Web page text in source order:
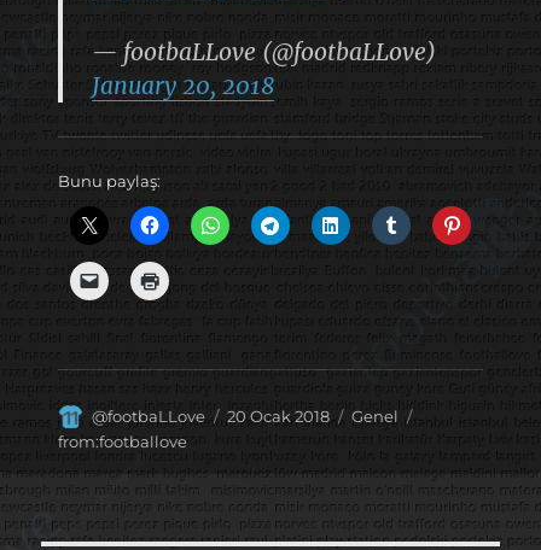
— footbaLLove (@footbaLLove)
January 20, 2018
Bunu paylaş:
Yazar
@footbaLLove
Yayın
20 Ocak 2018 Kategoriler
Genel
Etiketler
from:footballove